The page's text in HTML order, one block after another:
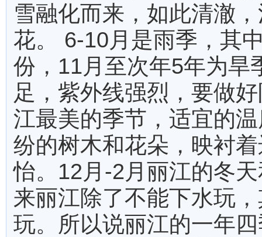
雪融化而来，如此清澈
花。 6-10月是雨季，其
份，11月至次年5年为旱
足，紫外线强烈，要做
江最美的季节，适宜的
纷的树木和花朵，映衬
怡。12月-2月丽江的冬
来丽江除了不能下水玩
玩。所以说丽江的一年